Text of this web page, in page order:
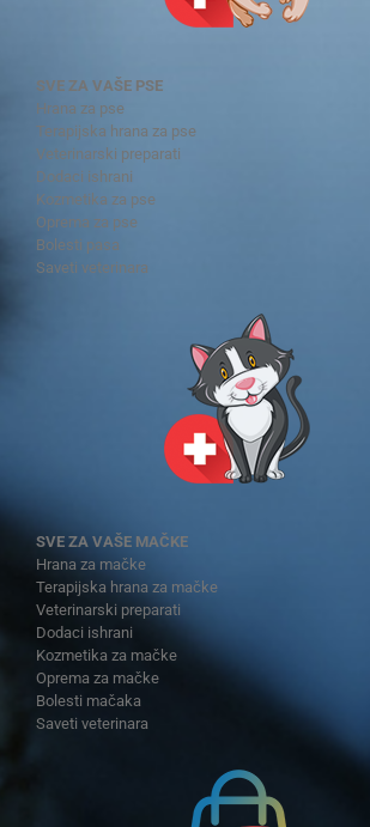
SVE ZA VAŠE PSE
Hrana za pse
Terapijska hrana za pse
Veterinarski preparati
Dodaci ishrani
Kozmetika za pse
Oprema za pse
Bolesti pasa
Saveti veterinara
SVE ZA VAŠE MAČKE
Hrana za mačke
Terapijska hrana za mačke
Veterinarski preparati
Dodaci ishrani
Kozmetika za mačke
Oprema za mačke
Bolesti mačaka
Saveti veterinara